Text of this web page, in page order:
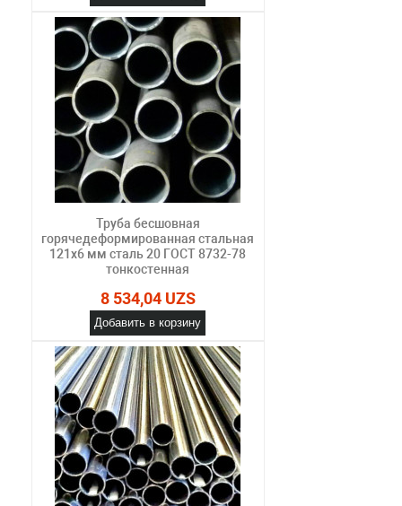
Труба бесшовная
горячедеформированная стальная
121х6 мм сталь 20 ГОСТ 8732-78
тонкостенная
8 534,04 UZS
Добавить в корзину